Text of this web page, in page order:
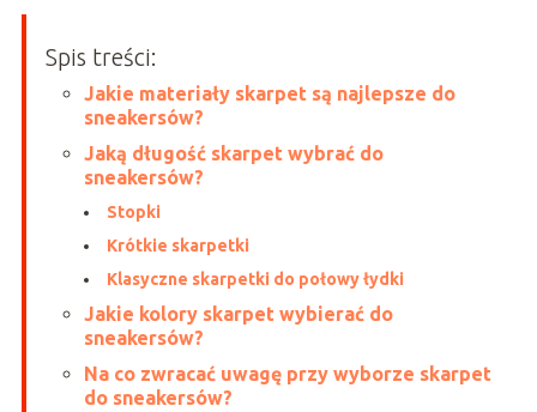
Spis treści:
Jakie materiały skarpet są najlepsze do
sneakersów?
Jaką długość skarpet wybrać do
sneakersów?
Stopki
Krótkie skarpetki
Klasyczne skarpetki do połowy łydki
Jakie kolory skarpet wybierać do
sneakersów?
Na co zwracać uwagę przy wyborze skarpet
do sneakersów?